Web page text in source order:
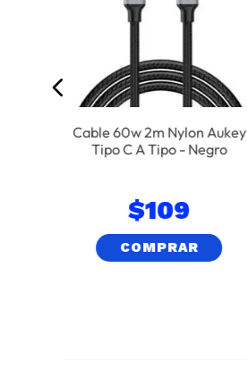
Cable 60w 2m Nylon Aukey
Tipo C A Tipo - Negro
$109
COMPRAR